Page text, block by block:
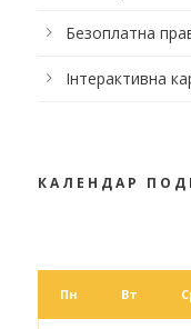
Безоплатна
Інтерактивна
КАЛЕНДАР
Пн Вт